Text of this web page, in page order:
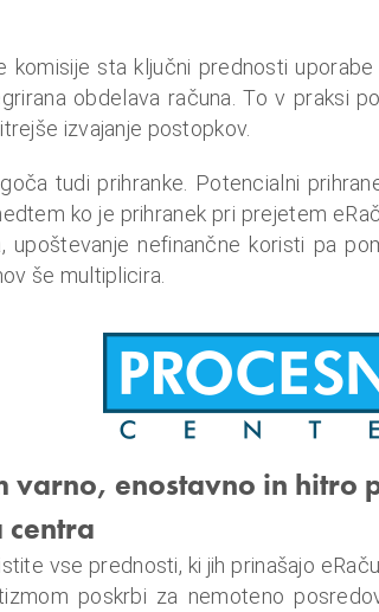
komisije sta ključni prednosti
obdelava računa. To v praksi
izvajanje postopkov.
tudi prihranke. Potencialni
ko je prihranek pri prejetem
upoštevanje nefinančne koristi pa
še multiplicira.
varno, enostavno in hitro
centra
vse prednosti, ki jih prinašajo
poskrbi za nemoteno